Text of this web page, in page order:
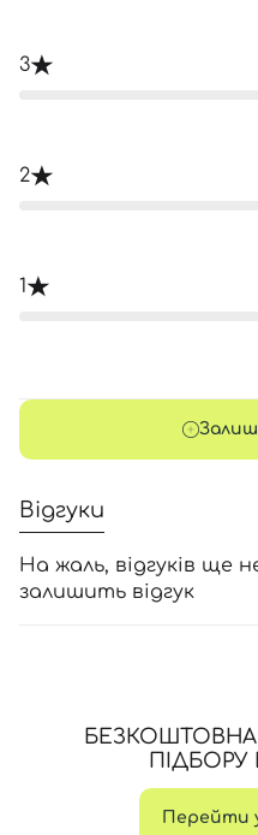
3
2
1
Відгуки
На жаль, відгуків ще
залишить відгук
БЕЗКОШТОВНА
ПІДБОРУ
Перейти